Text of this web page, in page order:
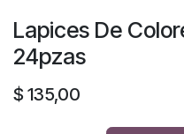
Lapices De
24pzas
$ 135,00